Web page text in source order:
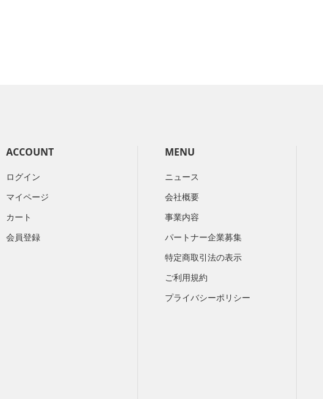
ACCOUNT
ログイン
マイページ
カート
会員登録
MENU
ニュース
会社概要
​事業内容
パートナー企業募集
特定商取引法の表示
ご利用規約
プライバシーポリシー